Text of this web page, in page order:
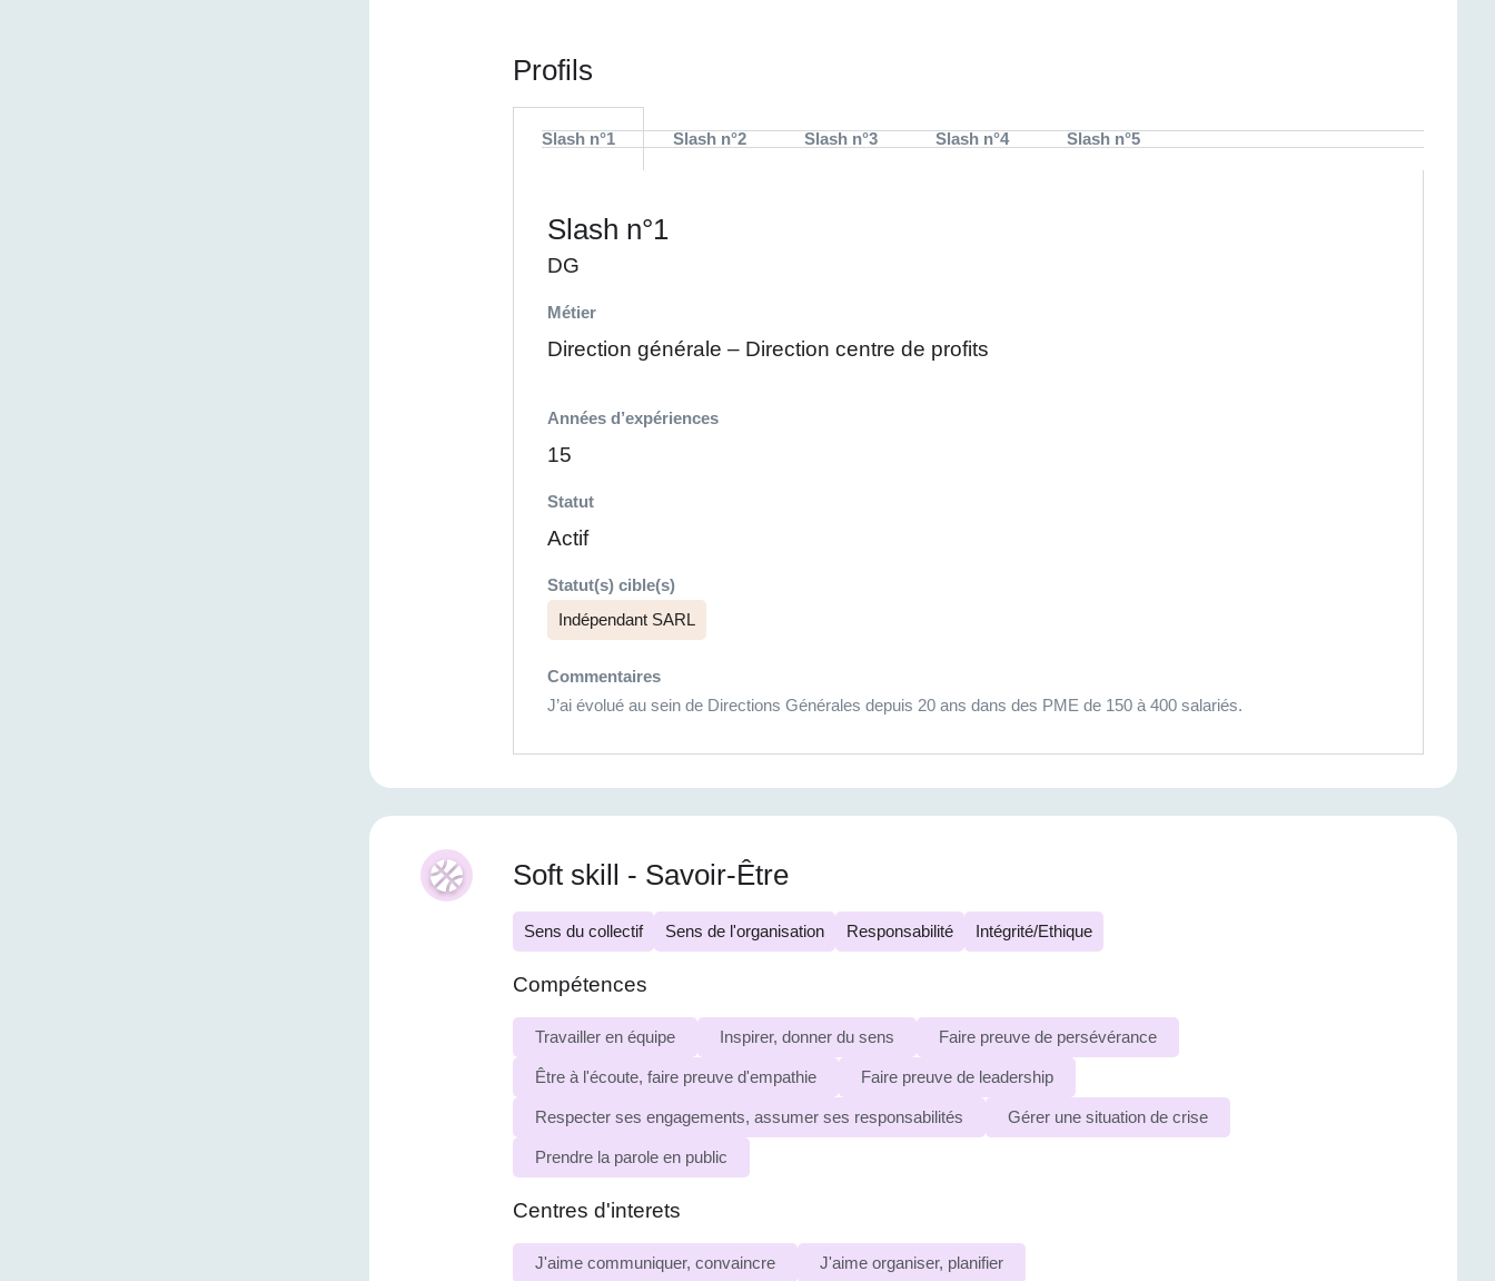
Profils
Slash n°1 Slash n°2 Slash n°3 Slash n°4 Slash n°5
Slash n°1
DG
Métier
Direction générale – Direction centre de profits
Années d’expériences
15
Statut
Actif
Statut(s) cible(s)
Indépendant SARL
Commentaires
J’ai évolué au sein de Directions Générales depuis 20 ans dans des PME de 150 à 400 salariés.
Soft skill - Savoir-Être
Sens du collectif Sens de l'organisation Responsabilité Intégrité/Ethique
Compétences
Travailler en équipe Inspirer, donner du sens Faire preuve de persévérance
Être à l'écoute, faire preuve d'empathie Faire preuve de leadership
Respecter ses engagements, assumer ses responsabilités Gérer une situation de crise
Prendre la parole en public
Centres d'interets
J'aime communiquer, convaincre J'aime organiser, planifier